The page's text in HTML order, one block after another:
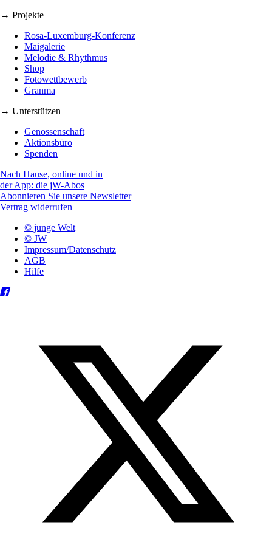
→ Projekte
Rosa-Luxemburg-Konferenz
Maigalerie
Melodie & Rhythmus
Shop
Fotowettbewerb
Granma
→ Unterstützen
Genossenschaft
Aktionsbüro
Spenden
Nach Hause, online und in
der App: die jW-Abos
Abonnieren Sie unsere Newsletter
Vertrag widerrufen
© junge Welt
© JW
Impressum/Datenschutz
AGB
Hilfe